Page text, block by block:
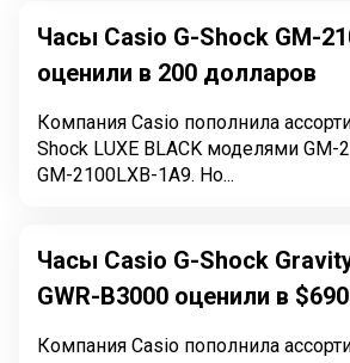
Часы Casio G-Shock GM-
оценили в 200 долларов
Компания Casio пополнила
Shock LUXE BLACK моделями GM-
GM-2100LXB-1A9. Но...
Часы Casio G-Shock
GWR-B3000 оценили в $690
Компания Casio пополнила